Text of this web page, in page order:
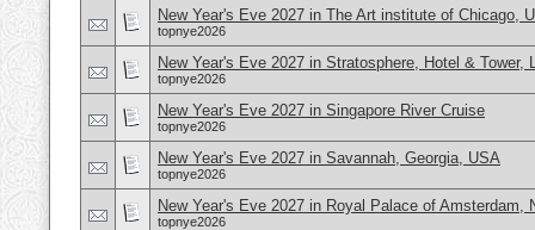
New Year's Eve 2027 in The Art institute of Chicago,
topnye2026
New Year's Eve 2027 in Stratosphere, Hotel & Tower,
topnye2026
New Year's Eve 2027 in Singapore River Cruise
topnye2026
New Year's Eve 2027 in Savannah, Georgia, USA
topnye2026
New Year's Eve 2027 in Royal Palace of Amsterdam,
topnye2026